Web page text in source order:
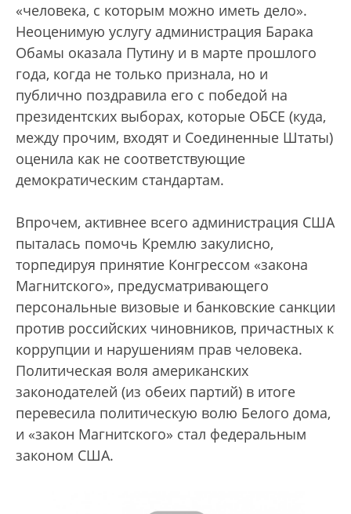
«человека, с которым можно иметь дело».
Неоценимую услугу администрация Барака
Обамы оказала Путину и в марте прошлого
года, когда не только признала, но и
публично поздравила его с победой на
президентских выборах, которые ОБСЕ (куда,
между прочим, входят и Соединенные Штаты)
оценила как не соответствующие
демократическим стандартам.
Впрочем, активнее всего администрация США
пыталась помочь Кремлю закулисно,
торпедируя принятие Конгрессом «закона
Магнитского», предусматривающего
персональные визовые и банковские санкции
против российских чиновников, причастных к
коррупции и нарушениям прав человека.
Политическая воля американских
законодателей (из обеих партий) в итоге
перевесила политическую волю Белого дома,
и «закон Магнитского» стал федеральным
законом США.